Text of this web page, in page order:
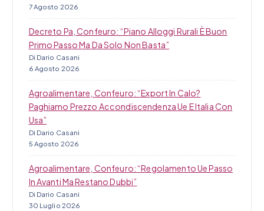
7 Agosto 2026
Decreto Pa, Confeuro: “Piano Alloggi Rurali È Buon
Primo Passo Ma Da Solo Non Basta”
Di Dario Casani
6 Agosto 2026
Agroalimentare, Confeuro: “Export In Calo?
Paghiamo Prezzo Accondiscendenza Ue E Italia Con
Usa”
Di Dario Casani
5 Agosto 2026
Agroalimentare, Confeuro: “Regolamento Ue Passo
In Avanti Ma Restano Dubbi”
Di Dario Casani
30 Luglio 2026